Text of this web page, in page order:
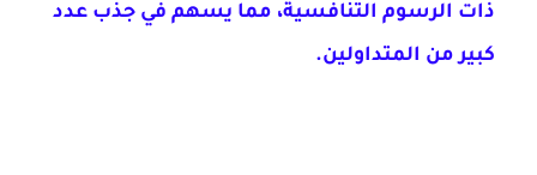
ذات الرسوم التنافسية، مما يسهم في جذب عدد
كبير من المتداولين.